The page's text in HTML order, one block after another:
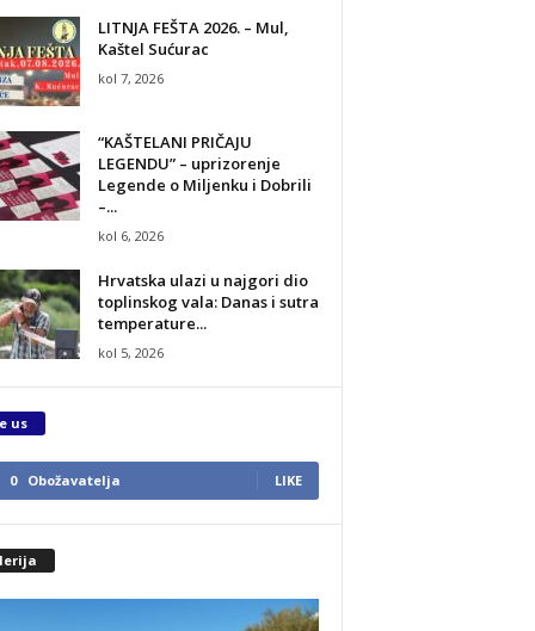
LITNJA FEŠTA 2026. – Mul,
Kaštel Sućurac
kol 7, 2026
“KAŠTELANI PRIČAJU
LEGENDU” – uprizorenje
Legende o Miljenku i Dobrili
–...
kol 6, 2026
Hrvatska ulazi u najgori dio
toplinskog vala: Danas i sutra
temperature...
kol 5, 2026
us
0 Obožavatelja LIKE